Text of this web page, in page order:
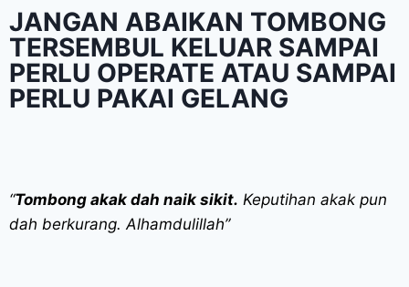
JANGAN ABAIKAN TOMBONG
TERSEMBUL KELUAR SAMPAI
PERLU OPERATE ATAU SAMPAI
PERLU PAKAI GELANG
“Tombong akak dah naik sikit. Keputihan akak pun
dah berkurang. Alhamdulillah”